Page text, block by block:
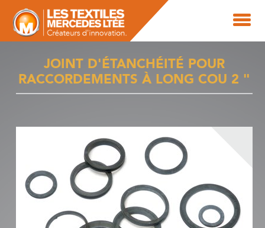
JOINT D'ÉTANCHÉITÉ POUR
RACCORDEMENTS À LONG COU 2 "